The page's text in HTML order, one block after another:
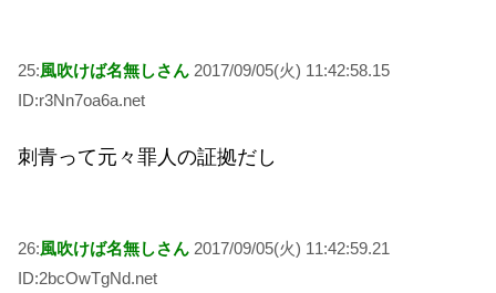
25:風吹けば名無しさん 2017/09/05(火) 11:42:58.15
ID:r3Nn7oa6a.net
刺青って元々罪人の証拠だし
26:風吹けば名無しさん 2017/09/05(火) 11:42:59.21
ID:2bcOwTgNd.net